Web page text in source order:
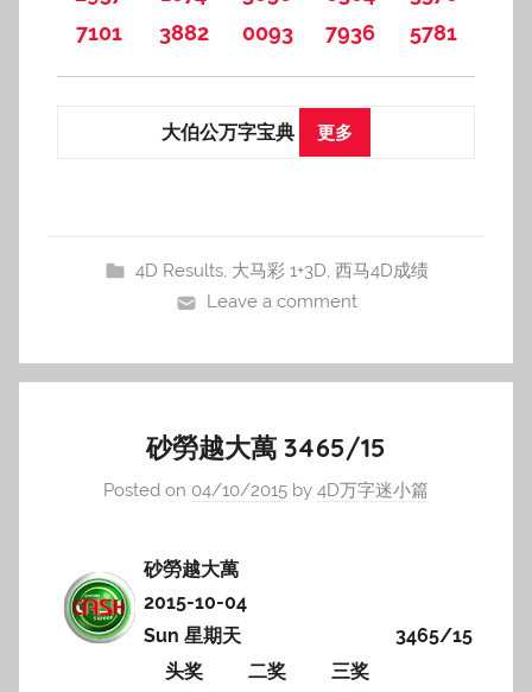
7101
3882 0093 7936 5781
大伯公万字宝典 更多
4D Results, 大马彩 1+3D,西马4D成绩
Leave a comment
砂勞越大萬 3465/15
Posted on 04/10/2015 by 4D万字迷小篇
砂勞越大萬
2015-10-04
Sun 星期天
3465/15
头奖
二奖 三奖